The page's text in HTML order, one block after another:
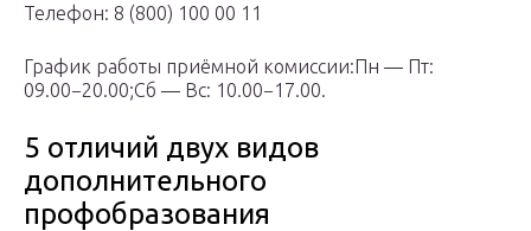
Телефон: 8 (800) 100 00 11
График работы приёмной комиссии:Пн — Пт:
09.00−20.00;Сб — Вс: 10.00−17.00.
5 отличий двух видов
дополнительного
профобразования